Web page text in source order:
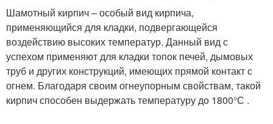
Шамотный кирпич – особый вид кирпича,
применяющийся для кладки, подвергающейся
воздействию высоких температур. Данный вид с
успехом применяют для кладки топок печей, дымовых
труб и других конструкций, имеющих прямой контакт с
огнем. Благодаря своим огнеупорным свойствам, такой
кирпич способен выдержать температуру до 1800°С .